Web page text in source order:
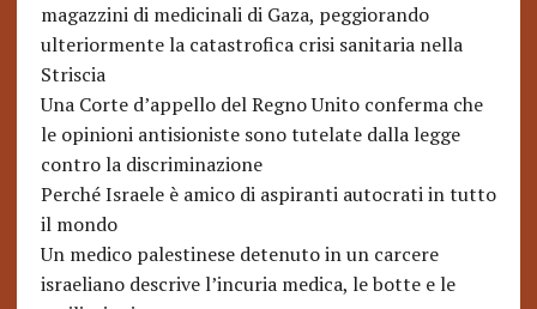
magazzini di medicinali di Gaza, peggiorando
ulteriormente la catastrofica crisi sanitaria nella
Striscia
Una Corte d’appello del Regno Unito conferma che
le opinioni antisioniste sono tutelate dalla legge
contro la discriminazione
Perché Israele è amico di aspiranti autocrati in tutto
il mondo
Un medico palestinese detenuto in un carcere
israeliano descrive l’incuria medica, le botte e le